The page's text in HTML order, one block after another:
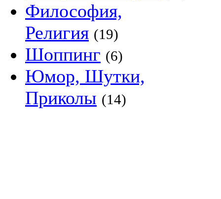
Философия,
Религия (19)
Шоппинг (6)
Юмор, Шутки,
Приколы (14)